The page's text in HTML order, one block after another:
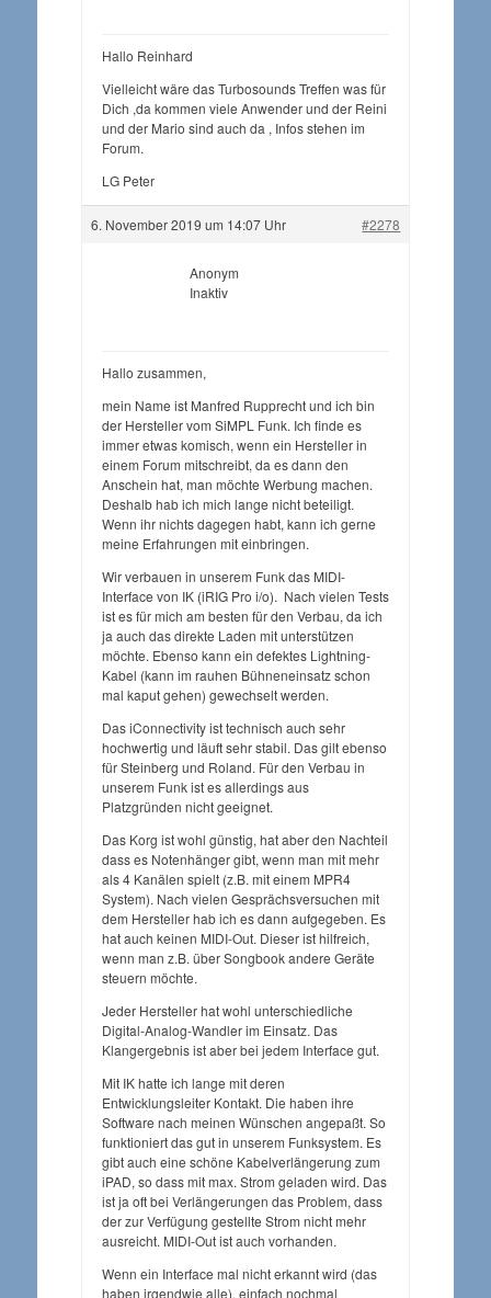
Hallo Reinhard
Vielleicht wäre das Turbosounds Treffen was für
Dich ,da kommen viele Anwender und der Reini
und der Mario sind auch da , Infos stehen im
Forum.
LG Peter
6. November 2019 um 14:07 Uhr #2278
Anonym
Inaktiv
Hallo zusammen,
mein Name ist Manfred Rupprecht und ich bin
der Hersteller vom SiMPL Funk. Ich finde es
immer etwas komisch, wenn ein Hersteller in
einem Forum mitschreibt, da es dann den
Anschein hat, man möchte Werbung machen.
Deshalb hab ich mich lange nicht beteiligt.
Wenn ihr nichts dagegen habt, kann ich gerne
meine Erfahrungen mit einbringen.
Wir verbauen in unserem Funk das MIDI-
Interface von IK (iRIG Pro i/o). Nach vielen Tests
ist es für mich am besten für den Verbau, da ich
ja auch das direkte Laden mit unterstützen
möchte. Ebenso kann ein defektes Lightning-
Kabel (kann im rauhen Bühneneinsatz schon
mal kaput gehen) gewechselt werden.
Das iConnectivity ist technisch auch sehr
hochwertig und läuft sehr stabil. Das gilt ebenso
für Steinberg und Roland. Für den Verbau in
unserem Funk ist es allerdings aus
Platzgründen nicht geeignet.
Das Korg ist wohl günstig, hat aber den Nachteil
dass es Notenhänger gibt, wenn man mit mehr
als 4 Kanälen spielt (z.B. mit einem MPR4
System). Nach vielen Gesprächsversuchen mit
dem Hersteller hab ich es dann aufgegeben. Es
hat auch keinen MIDI-Out. Dieser ist hilfreich,
wenn man z.B. über Songbook andere Geräte
steuern möchte.
Jeder Hersteller hat wohl unterschiedliche
Digital-Analog-Wandler im Einsatz. Das
Klangergebnis ist aber bei jedem Interface gut.
Mit IK hatte ich lange mit deren
Entwicklungsleiter Kontakt. Die haben ihre
Software nach meinen Wünschen angepaßt. So
funktioniert das gut in unserem Funksystem. Es
gibt auch eine schöne Kabelverlängerung zum
iPAD, so dass mit max. Strom geladen wird. Das
ist ja oft bei Verlängerungen das Problem, dass
der zur Verfügung gestellte Strom nicht mehr
ausreicht. MIDI-Out ist auch vorhanden.
Wenn ein Interface mal nicht erkannt wird (das
haben irgendwie alle), einfach nochmal